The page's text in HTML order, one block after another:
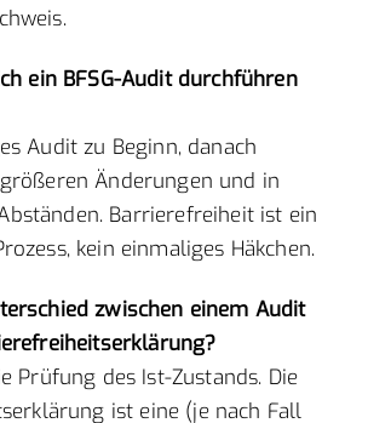
ein BFSG-Audit durchführen
Audit zu Beginn, danach
Änderungen und in
Barrierefreiheit ist ein
kein einmaliges Häkchen.
zwischen einem Audit
Prüfung des Ist-Zustands. Die
ist eine (je nach Fall